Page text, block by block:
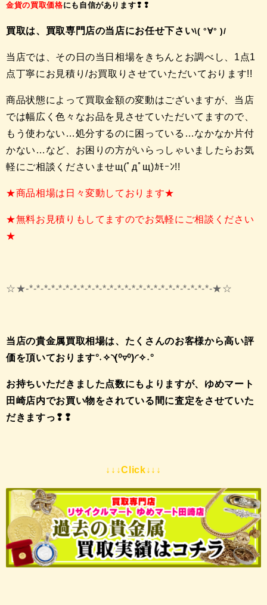
金貨の買取価格にも自信があります❢❢
買取は、買取専門店の当店にお任せ下さい\( °∀° )/
当店では、その日の当日相場をきちんとお調べし、1点1
点丁寧にお見積り/お買取りさせていただいております!!
商品状態によって買取金額の変動はございますが、当店
では幅広く色々なお品を見させていただいてますので、
もう使わない…処分するのに困っている…なかなか片付
かない…など、お困りの方がいらっしゃいましたらお気
軽にご相談くださいませщ(ﾟдﾟщ)ｶﾓｰﾝ!!
★商品相場は日々変動しております★
★無料お見積りもしてますのでお気軽にご相談ください
★
☆★-*-*-*-*-*-*-*-*-*-*-*-*-*-*-*-*-*-*-*-*-*-*-*-*-*-★☆
当店の貴金属買取相場は、たくさんのお客様から高い評
価を頂いております°˖✧◝(⁰▿⁰)◜✧˖°
お持ちいただきました点数にもよりますが、ゆめマート
田崎店内でお買い物をされている間に査定をさせていた
だきますっ❢❢
↓↓↓Click↓↓↓